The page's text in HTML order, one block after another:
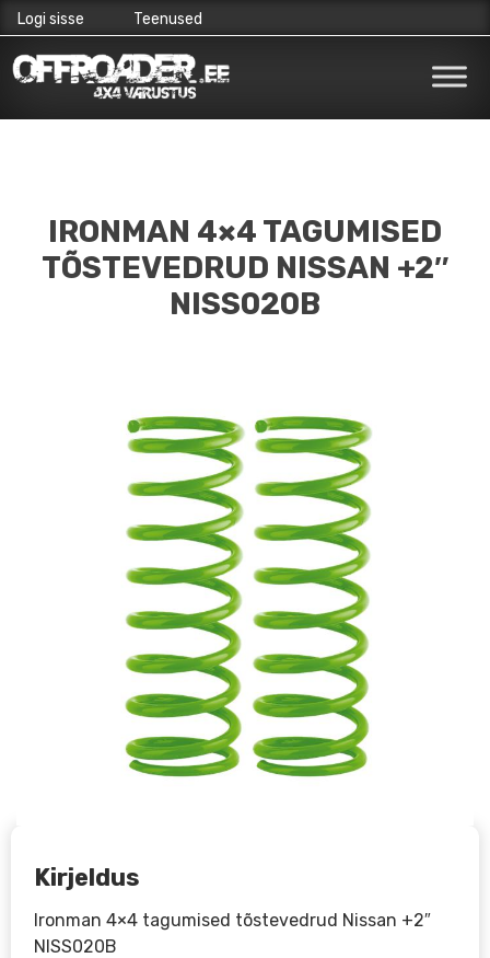
to
Logi sisse Teenused
IRONMAN 4×4 TAGUMISED
TÕSTEVEDRUD NISSAN +2″
NISS020B
Kirjeldus
Ironman 4×4 tagumised tõstevedrud Nissan +2″
NISS020B